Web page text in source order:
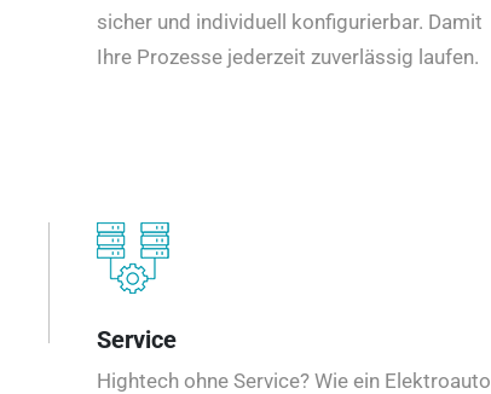
sicher und individuell konfigurierbar. Damit
Ihre Prozesse jederzeit zuverlässig laufen.
Service
Hightech ohne Service? Wie ein Elektroauto